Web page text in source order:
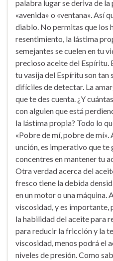
palabra lugar se deriva de
«avenida» o «ventana». Así
diablo. No permitas que los
resentimiento, la lástima
semejantes se cuelen en tu
precioso aceite del Espíritu.
tu vasija del Espíritu son tan
difíciles de detectar. La
que te des cuenta. ¿Y
con alguien que está
la lástima propia? Todo lo
«Pobre de mí, pobre de mí».
unción, es imperativo que te
concentres en mantener tu
Otra verdad acerca del
fresco tiene la debida
en un motor o una máquina.
viscosidad, y es importante,
la habilidad del aceite para
para reducir la fricción y la
viscosidad, menos podrá el
niveles de presión. Como